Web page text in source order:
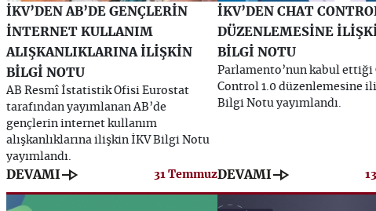
İKV’DEN AB’DE GENÇLERİN
İNTERNET KULLANIM
ALIŞKANLIKLARINA İLİŞKİN
BİLGİ NOTU
AB Resmî İstatistik Ofisi Eurostat
tarafından yayımlanan AB’de
gençlerin internet kullanım
alışkanlıklarına ilişkin İKV Bilgi Notu
yayımlandı.
DEVAMI line_end_arrow 31 Temmuz
İKV’DEN CHAT
DÜZENLEMESİNE
BİLGİ NOTU
Parlamento’nun kabul ettiği
Control 1.0 düzenlemesine
Bilgi Notu yayımlandı.
DEVAMI line_end_arrow